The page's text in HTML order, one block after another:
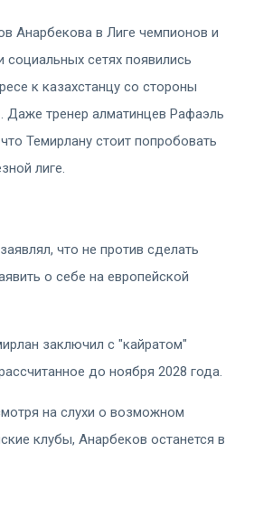
Анарбекова в Лиге чемпионов и
сетях появились
к казахстанцу со стороны
Даже тренер алматинцев Рафаэль
Темирлану стоит попробовать
лиге.
что не против сделать
о себе на европейской
заключил с "кайратом"
до ноября 2028 года.
на слухи о возможном
клубы, Анарбеков останется в